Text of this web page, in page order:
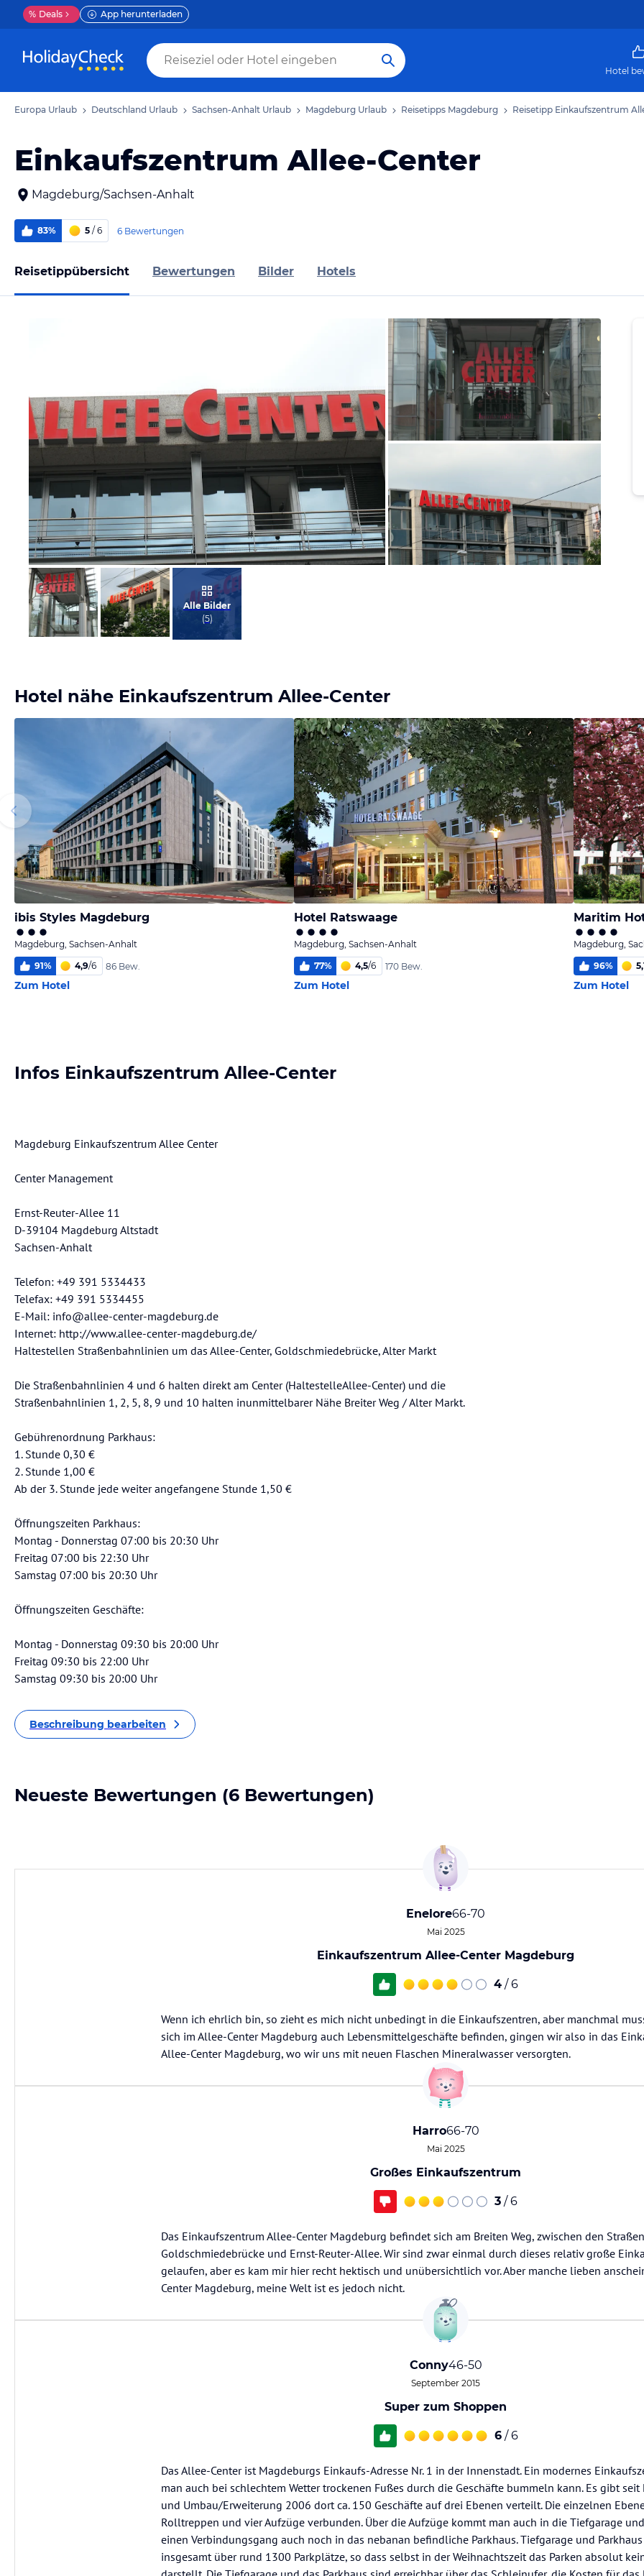
% Deals App herunterladen
Hotel
Europa Urlaub Deutschland Urlaub Sachsen-Anhalt Urlaub Magdeburg Urlaub Reisetipps Magdeburg Reisetipp Einkaufszentrum
Einkaufszentrum Allee-Center
Magdeburg/Sachsen-Anhalt
83% 5 / 6 6 Bewertungen
Reisetippübersicht Bewertungen Bilder Hotels
Bild melden
von Enelore
Alle Bilder
(5)
Hotel nähe Einkaufszentrum Allee-Center
ibis Styles Magdeburg
Magdeburg, Sachsen-Anhalt
91% 4,9/6 86 Bew.
Zum Hotel
Hotel Ratswaage
Magdeburg, Sachsen-Anhalt
77% 4,5/6 170 Bew.
Zum Hotel
Maritim
Magdeburg,
96%
Zum Hotel
Infos Einkaufszentrum Allee-Center
Magdeburg Einkaufszentrum Allee Center
Center Management
Ernst-Reuter-Allee 11
D-39104 Magdeburg Altstadt
Sachsen-Anhalt
Telefon: +49 391 5334433
Telefax: +49 391 5334455
E-Mail: info@allee-center-magdeburg.de
Internet: http://www.allee-center-magdeburg.de/
Haltestellen Straßenbahnlinien um das Allee-Center, Goldschmiedebrücke, Alter Markt
Die Straßenbahnlinien 4 und 6 halten direkt am Center (HaltestelleAllee-Center) und die
Straßenbahnlinien 1, 2, 5, 8, 9 und 10 halten inunmittelbarer Nähe Breiter Weg / Alter Markt.
Gebührenordnung Parkhaus:
1. Stunde 0,30 €
2. Stunde 1,00 €
Ab der 3. Stunde jede weiter angefangene Stunde 1,50 €
Öffnungszeiten Parkhaus:
Montag - Donnerstag 07:00 bis 20:30 Uhr
Freitag 07:00 bis 22:30 Uhr
Samstag 07:00 bis 20:30 Uhr
Öffnungszeiten Geschäfte:
Montag - Donnerstag 09:30 bis 20:00 Uhr
Freitag 09:30 bis 22:00 Uhr
Samstag 09:30 bis 20:00 Uhr
Beschreibung bearbeiten
Neueste Bewertungen (6 Bewertungen)
Enelore66-70
Mai 2025
Einkaufszentrum Allee-Center Magdeburg
4 / 6
Wenn ich ehrlich bin, so zieht es mich nicht unbedingt in die Einkaufszentren, aber manchmal
sich im Allee-Center Magdeburg auch Lebensmittelgeschäfte befinden, gingen wir also in das
Allee-Center Magdeburg, wo wir uns mit neuen Flaschen Mineralwasser versorgten.
Harro66-70
Mai 2025
Großes Einkaufszentrum
3 / 6
Das Einkaufszentrum Allee-Center Magdeburg befindet sich am Breiten Weg, zwischen den Straßen
Goldschmiedebrücke und Ernst-Reuter-Allee. Wir sind zwar einmal durch dieses relativ große
gelaufen, aber es kam mir hier recht hektisch und unübersichtlich vor. Aber manche lieben
Center Magdeburg, meine Welt ist es jedoch nicht.
Conny46-50
September 2015
Super zum Shoppen
6 / 6
Das Allee-Center ist Magdeburgs Einkaufs-Adresse Nr. 1 in der Innenstadt. Ein modernes
man auch bei schlechtem Wetter trockenen Fußes durch die Geschäfte bummeln kann. Es gibt
und Umbau/Erweiterung 2006 dort ca. 150 Geschäfte auf drei Ebenen verteilt. Die einzelnen
Rolltreppen und vier Aufzüge verbunden. Über die Aufzüge kommt man auch in die Tiefgarage
einen Verbindungsgang auch noch in das nebanan befindliche Parkhaus. Tiefgarage und
insgesamt über rund 1300 Parkplätze, so dass selbst in der Weihnachtszeit das Parken absolut